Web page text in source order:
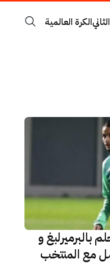
الكرة العالمية
و
مع المنتخب